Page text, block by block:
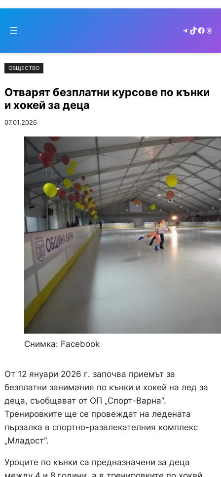
съдържанието
to
Telegram
TikTok
ОБЩЕСТВО
Отварят безплатни курсове по кънки
и хокей за деца
07.01.2026
Снимка: Facebook
От 12 януари 2026 г. започва приемът за
безплатни занимания по кънки и хокей на лед за
деца, съобщават от ОП „Спорт-Варна“.
Тренировките ще се провеждат на ледената
пързалка в спортно-развлекателния комплекс
„Младост“.
Уроците по кънки са предназначени за деца